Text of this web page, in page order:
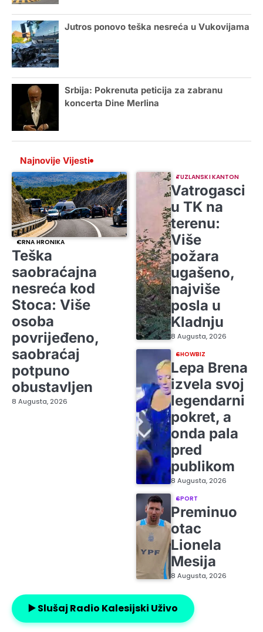
Jutros ponovo teška nesreća u Vukovijama
Srbija: Pokrenuta peticija za zabranu
koncerta Dine Merlina
Najnovije Vijesti
CRNA HRONIKA
Teška
saobraćajna
nesreća kod
Stoca: Više
osoba
povrijeđeno,
saobraćaj
potpuno
obustavljen
8 Augusta, 2026
TUZLANSKI KANTON
Vatrogasci
u TK na
terenu:
Više
požara
ugašeno,
najviše
posla u
Kladnju
8 Augusta, 2026
SHOWBIZ
Lepa Brena
izvela svoj
legendarni
pokret, a
onda pala
pred
publikom
8 Augusta, 2026
SPORT
Preminuo
otac
Lionela
Mesija
8 Augusta, 2026
▶️ Slušaj Radio Kalesijski Uživo